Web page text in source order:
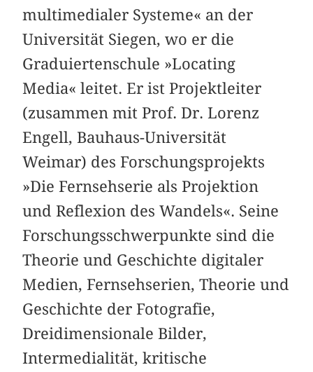
multimedialer Systeme« an der
Universität Siegen, wo er die
Graduiertenschule »Locating
Media« leitet. Er ist Projektleiter
(zusammen mit Prof. Dr. Lorenz
Engell, Bauhaus-Universität
Weimar) des Forschungsprojekts
»Die Fernsehserie als Projektion
und Reflexion des Wandels«. Seine
Forschungsschwerpunkte sind die
Theorie und Geschichte digitaler
Medien, Fernsehserien, Theorie und
Geschichte der Fotografie,
Dreidimensionale Bilder,
Intermedialität, kritische